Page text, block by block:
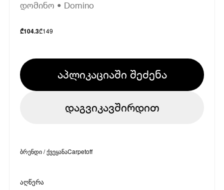
დომინო • Domino
₾104.3₾149
აპლიკაციაში შეძენა
დაგვიკავშირდით
ბრენდი / ქვეყანაCarpetoff
აღწერა